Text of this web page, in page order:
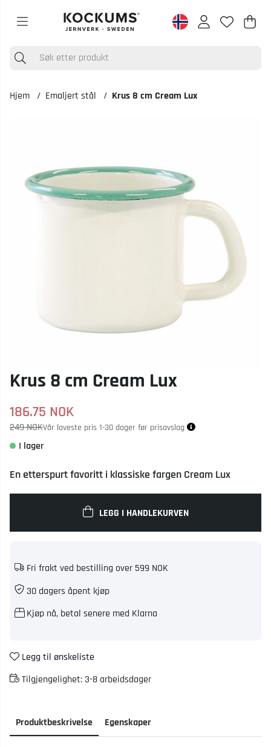
.
Hjem Emaljert stål Krus 8 cm Cream Lux
Krus 8 cm Cream Lux
186.75 NOK
249 NOKVår laveste pris 1-30 dager før prisavslag
En etterspurt favoritt i klassiske fargen Cream Lux
LEGG I HANDLEKURVEN
Fri frakt ved bestilling over 599 NOK
30 dagers åpent kjøp
Kjøp nå, betal senere med Klarna
Legg til ønskeliste
Tilgjengelighet:3-8 arbeidsdager
Produktbeskrivelse Egenskaper